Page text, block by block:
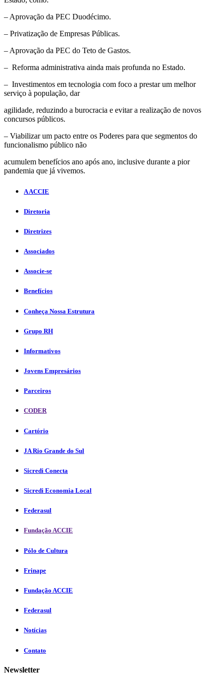
– Aprovação da PEC Duodécimo.
– Privatização de Empresas Públicas.
– Aprovação da PEC do Teto de Gastos.
– Reforma administrativa ainda mais profunda no Estado.
– Investimentos em tecnologia com foco a prestar um melhor
serviço à população, dar
agilidade, reduzindo a burocracia e evitar a realização de novos
concursos públicos.
– Viabilizar um pacto entre os Poderes para que segmentos do
funcionalismo público não
acumulem benefícios ano após ano, inclusive durante a pior
pandemia que já vivemos.
A ACCIE
Diretoria
Diretrizes
Associados
Associe-se
Benefícios
Conheça Nossa Estrutura
Grupo RH
Informativos
Jovens Empresários
Parceiros
CODER
Cartório
JA Rio Grande do Sul
Sicredi Conecta
Sicredi Economia Local
Federasul
Fundação ACCIE
Pólo de Cultura
Frinape
Fundação ACCIE
Federasul
Notícias
Contato
Newsletter